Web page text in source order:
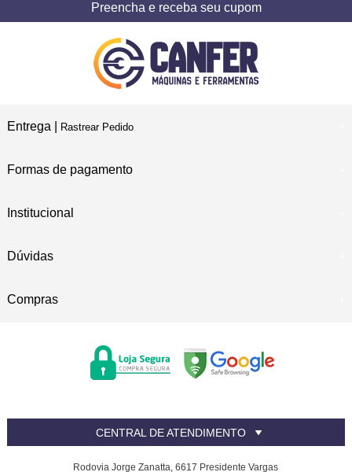
Preencha e receba seu cupom
Entrega | Rastrear Pedido
Formas de pagamento
Institucional
Dúvidas
Compras
CENTRAL DE ATENDIMENTO
Rodovia Jorge Zanatta, 6617 Presidente Vargas